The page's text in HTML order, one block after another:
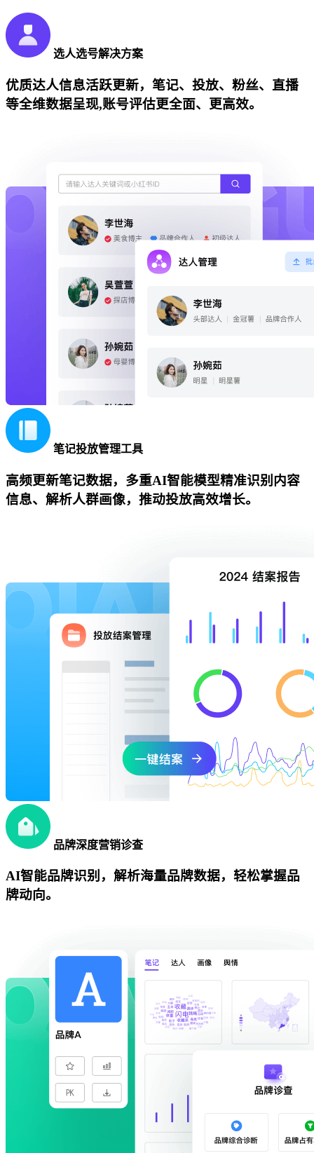
选人选号解决方案
优质达人信息活跃更新，笔记、投放、粉丝、直播
等全维数据呈现,账号评估更全面、更高效。
笔记投放管理工具
高频更新笔记数据，多重AI智能模型精准识别内容
信息、解析人群画像，推动投放高效增长。
品牌深度营销诊查
AI智能品牌识别，解析海量品牌数据，轻松掌握品
牌动向。